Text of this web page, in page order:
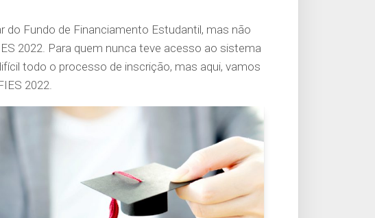
do Fundo de Financiamento Estudantil, mas não
2022. Para quem nunca teve acesso ao sistema
todo o processo de inscrição, mas aqui, vamos
2022.